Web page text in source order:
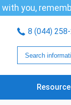
you,
8 (044)
Resource